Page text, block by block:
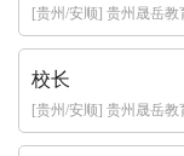
[贵州/安顺] 贵州晟岳教
校长
[贵州/安顺] 贵州晟岳教